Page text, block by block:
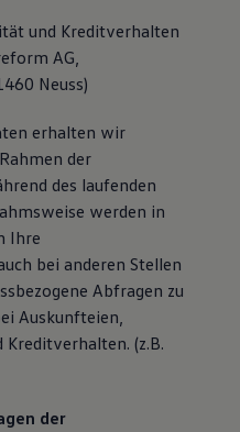
und Kreditverhalten
AG,
Neuss)
erhalten wir
der
des laufenden
werden in
Ihre
bei anderen Stellen
Abfragen zu
Auskunfteien,
(z.B.
der